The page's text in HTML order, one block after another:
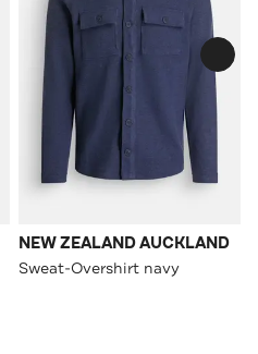
NEW ZEALAND AUCKLAND
Sweat-Overshirt navy